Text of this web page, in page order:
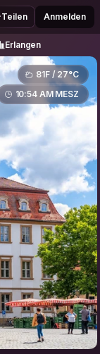
Bayern /
Teilen Anmelden
Erlangen
81F / 27°C
10:54 AM MESZ